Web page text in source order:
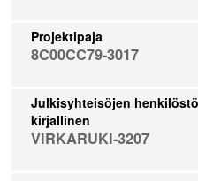
Projektipaja
8C00CC79-3017
Julkisyhteisöjen
kirjallinen
VIRKARUKI-3207